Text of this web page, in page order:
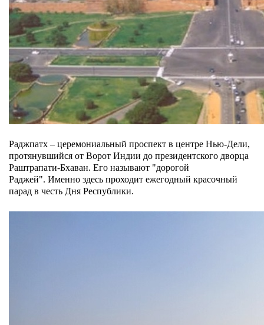
Раджпатх – церемониальный проспект в центре Нью-Дели,
протянувшийся от Ворот Индии до президентского дворца
Раштрапати-Бхаван. Его называют "дорогой
Раджей". Именно здесь проходит ежегодный красочный
парад в честь Дня Республики.